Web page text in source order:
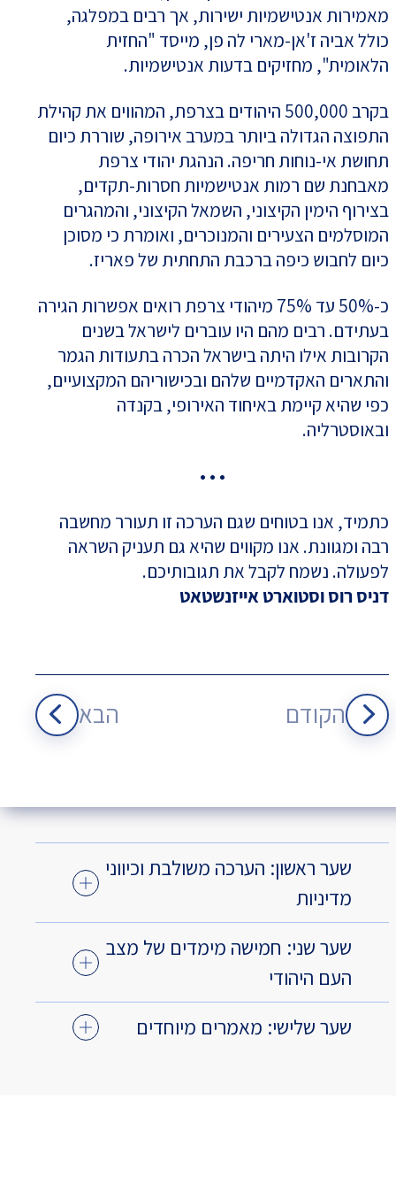
מאמירות אנטישמיות ישירות, אך רבים במפלגה,
כולל אביה ז'אן-מארי לה פן, מייסד "החזית
הלאומית", מחזיקים בדעות אנטישמיות.
בקרב 500,000 היהודים בצרפת, המהווים את קהילת
התפוצה הגדולה ביותר במערב אירופה, שוררת כיום
תחושת אי-נוחות חריפה. הנהגת יהודי צרפת
מאבחנת שם רמות אנטישמיות חסרות-תקדים,
בצירוף הימין הקיצוני, השמאל הקיצוני, והמהגרים
המוסלמים הצעירים והמנוכרים, ואומרת כי מסוכן
כיום לחבוש כיפה ברכבת התחתית של פאריז.
כ-50% עד 75% מיהודי צרפת רואים אפשרות הגירה
בעתידם. רבים מהם היו עוברים לישראל בשנים
הקרובות אילו היתה בישראל הכרה בתעודות הגמר
והתארים האקדמיים שלהם ובכישוריהם המקצועיים,
כפי שהיא קיימת באיחוד האירופי, בקנדה
ובאוסטרליה.
• • •
כתמיד, אנו בטוחים שגם הערכה זו תעורר מחשבה
רבה ומגוונת. אנו מקווים שהיא גם תעניק השראה
לפעולה. נשמח לקבל את תגובותיכם.
דניס רוס וסטוארט אייזנשטאט
הקודם הבא
שער ראשון: הערכה משולבת וכיווני
מדיניות
שער שני: חמישה מימדים של מצב
העם היהודי
שער שלישי: מאמרים מיוחדים